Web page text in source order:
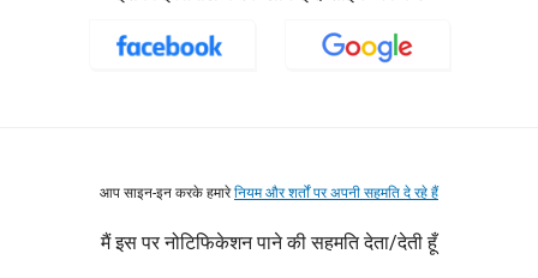
आप साइन-इन करके हमारेनियम और शर्तों पर अपनी सहमति दे रहे हैं
मैं इस पर नोटिफिकेशन पाने की सहमति देता/देती हूँ